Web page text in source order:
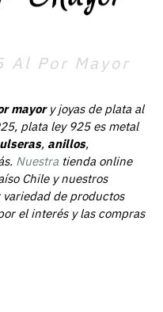
Al Por Mayor
mayory joyas de plata al
plata ley 925 es metal
, anillos,
Nuestra tienda online
Chile y nuestros
de productos
el interés y las compras